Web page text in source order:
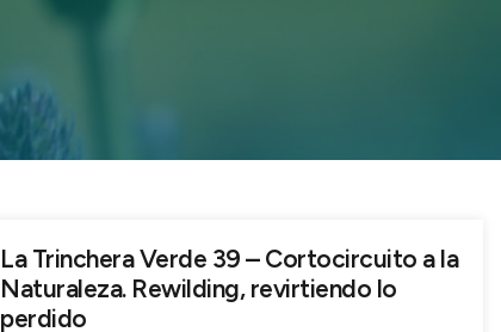
La Trinchera Verde 39 – Cortocircuito a la
Naturaleza. Rewilding, revirtiendo lo
perdido